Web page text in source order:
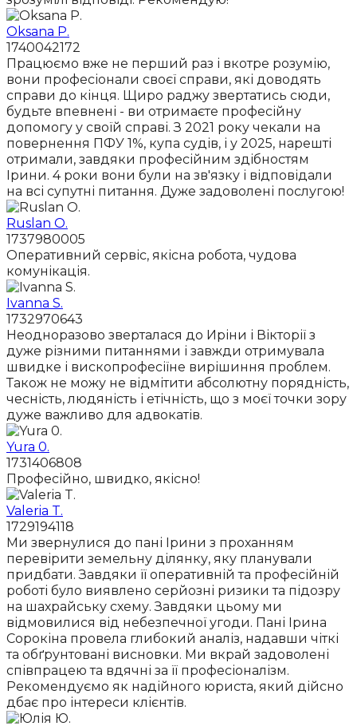
Oksana P.
1740042172
Працюємо вже не перший раз і вкотре розумію,
вони професіонали своєї справи, які доводять
справи до кінця. Щиро раджу звертатись сюди,
будьте впевнені - ви отримаєте професійну
допомогу у своїй справі. З 2021 року чекали на
повернення ПФУ 1%, купа судів, і у 2025, нарешті
отримали, завдяки професійним здібностям
Ірини. 4 роки вони були на зв'язку і відповідали
на всі супутні питання. Дуже задоволені послугою!
Ruslan O.
1737980005
Оперативний сервіс, якісна робота, чудова
комунікація.
Ivanna S.
1732970643
Неодноразово зверталася до Иріни і Вікторії з
дуже різними питаннями і завжди отримувала
швидке і вископрофесіїне вирішиння проблем.
Також не можу не відмітити абсолютну порядність,
чесність, людяність і етічність, що з моєї точки зору
дуже важливо для адвокатів.
Yura 0.
1731406808
Професійно, швидко, якісно!
Valeria T.
1729194118
Ми звернулися до пані Ірини з проханням
перевірити земельну ділянку, яку планували
придбати. Завдяки її оперативній та професійній
роботі було виявлено серйозні ризики та підозру
на шахрайську схему. Завдяки цьому ми
відмовилися від небезпечної угоди. Пані Ірина
Сорокіна провела глибокий аналіз, надавши чіткі
та обґрунтовані висновки. Ми вкрай задоволені
співпрацею та вдячні за її професіоналізм.
Рекомендуємо як надійного юриста, який дійсно
дбає про інтереси клієнтів.